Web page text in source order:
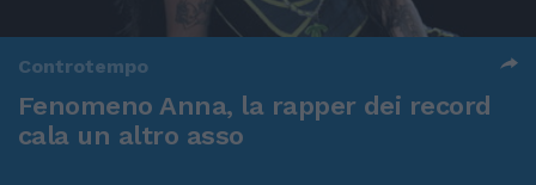
Controtempo
Fenomeno Anna, la rapper dei record
cala un altro asso